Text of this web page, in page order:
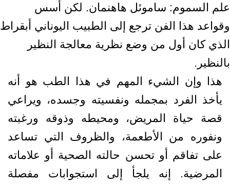
علم السموم: ساموئل هاهنمان. لكن أسس
وقواعد هذا الفن ترجع إلى الطبيب اليوناني أبقراط
الذي كان أول من وضع نظرية معالجة النظير
بالنظير.
هذا وإن الشيء المهم في هذا الطب هو أنه
يأخذ الفرد بمجمله ونفسيته وجسده، ويراعي
قصة حياة المريض، ومحيطه وذوقه ورغبته
ونفوره من الأطعمة، والظروف التي تساعد
على تفاقم أو تحسن حالته الصحية أو علاماته
المرضية. إنه يلجأ إلى استجوابات مفصلة